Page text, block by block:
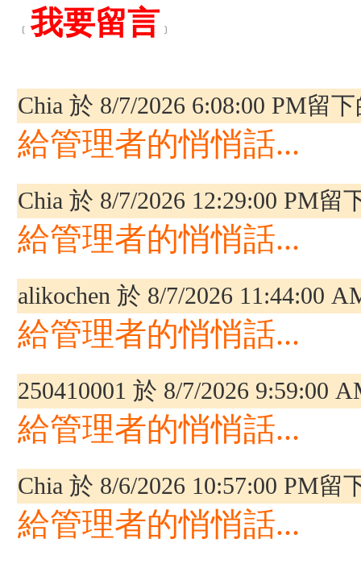
﹝我要留言 ﹞
Chia 於 8/7/2026 6:08:00 PM留
給管理者的悄悄話...
Chia 於 8/7/2026 12:29:00 PM留
給管理者的悄悄話...
alikochen 於 8/7/2026 11:44:00
給管理者的悄悄話...
250410001 於 8/7/2026 9:59:00
給管理者的悄悄話...
Chia 於 8/6/2026 10:57:00 PM留
給管理者的悄悄話...